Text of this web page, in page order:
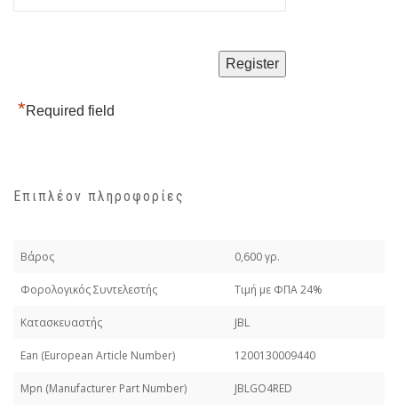
*Required field
Επιπλέον πληροφορίες
Βάρος 0,600 γρ.
Φορολογικός Συντελεστής Τιμή με ΦΠΑ 24%
Κατασκευαστής JBL
Εan (European Article Number) 1200130009440
Mpn (Manufacturer Part Number) JBLGO4RED